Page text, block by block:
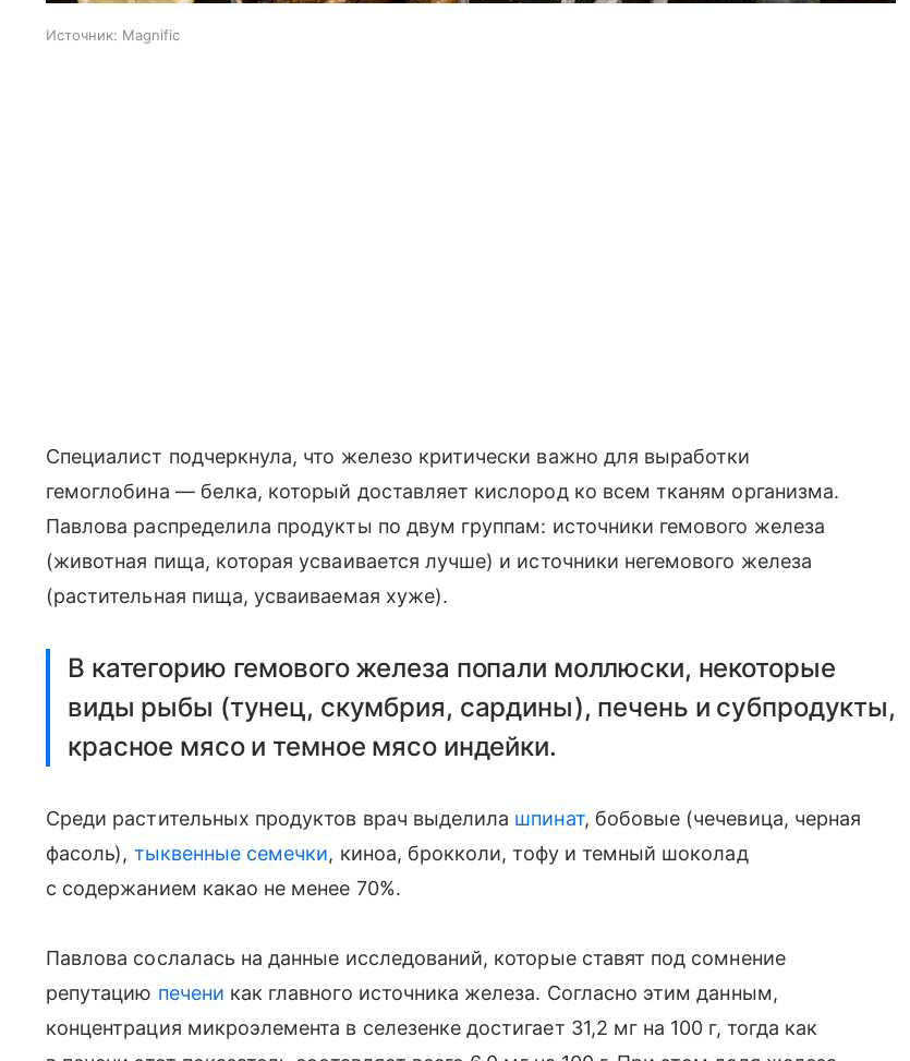
Источник: Magnific
Специалист подчеркнула, что железо критически важно для выработки
гемоглобина — белка, который доставляет кислород ко всем тканям организма.
Павлова распределила продукты по двум группам: источники гемового железа
(животная пища, которая усваивается лучше) и источники негемового железа
(растительная пища, усваиваемая хуже).
В категорию гемового железа попали моллюски, некоторые
виды рыбы (тунец, скумбрия, сардины), печень и субпродукты,
красное мясо и темное мясо индейки.
Среди растительных продуктов врач выделила шпинат, бобовые (чечевица, черная
фасоль), тыквенные семечки, киноа, брокколи, тофу и темный шоколад
с содержанием какао не менее 70%.
Павлова сослалась на данные исследований, которые ставят под сомнение
репутацию печени как главного источника железа. Согласно этим данным,
концентрация микроэлемента в селезенке достигает 31,2 мг на 100 г, тогда как